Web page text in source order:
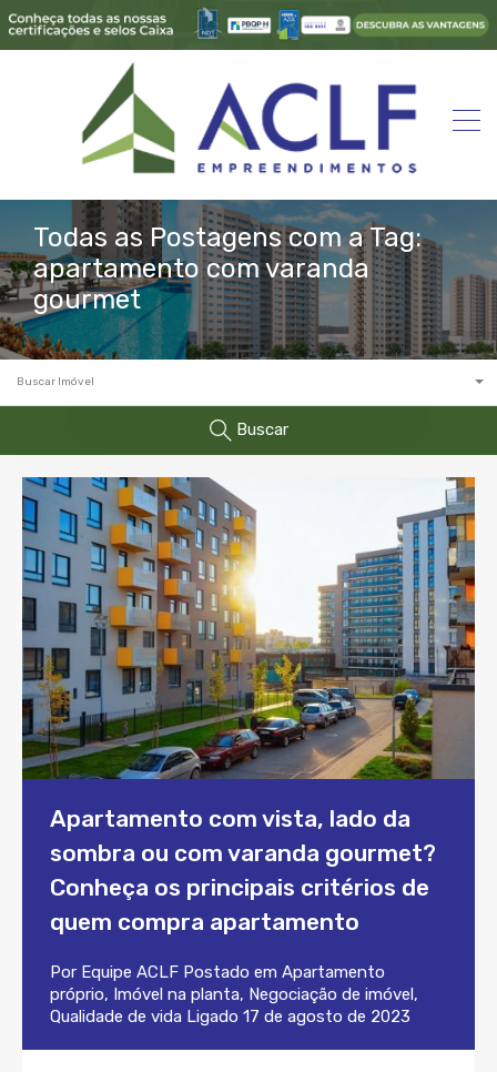
Todas as Postagens com a Tag:
apartamento com varanda
gourmet
Buscar Imóvel
Buscar
Apartamento com vista, lado da
sombra ou com varanda gourmet?
Conheça os principais critérios de
quem compra apartamento
Por Equipe ACLF Postado em Apartamento
próprio, Imóvel na planta, Negociação de imóvel,
Qualidade de vida Ligado 17 de agosto de 2023